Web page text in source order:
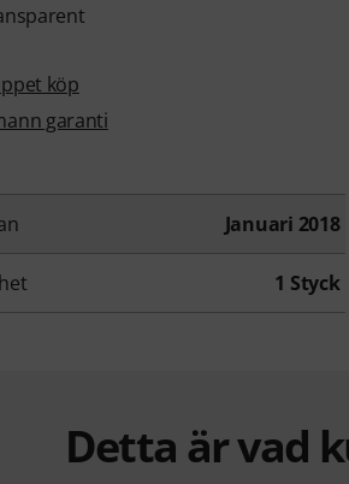
köp
garanti
Januari 2018
1 Styck
Detta är vad